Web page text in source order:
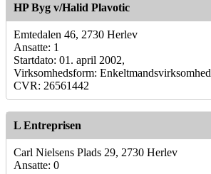
HP Byg v/Halid Plavotic
Emtedalen 46, 2730 Herlev
Ansatte: 1
Startdato: 01. april 2002,
Virksomhedsform: Enkeltmandsvirksomhed
CVR: 26561442
L Entreprisen
Carl Nielsens Plads 29, 2730 Herlev
Ansatte: 0